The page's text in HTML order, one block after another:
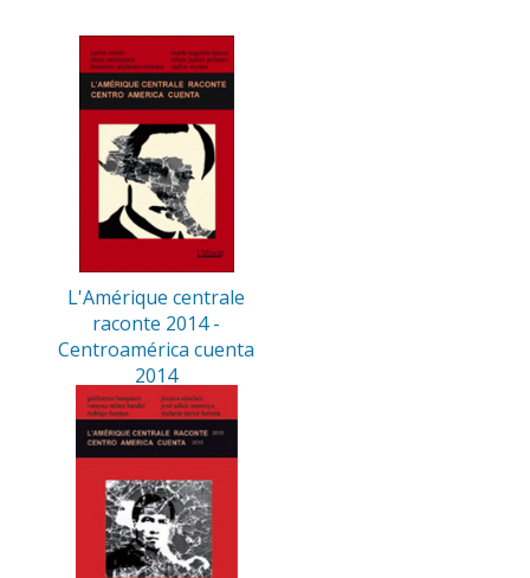
L'Amérique centrale
raconte 2014 -
Centroamérica cuenta
2014